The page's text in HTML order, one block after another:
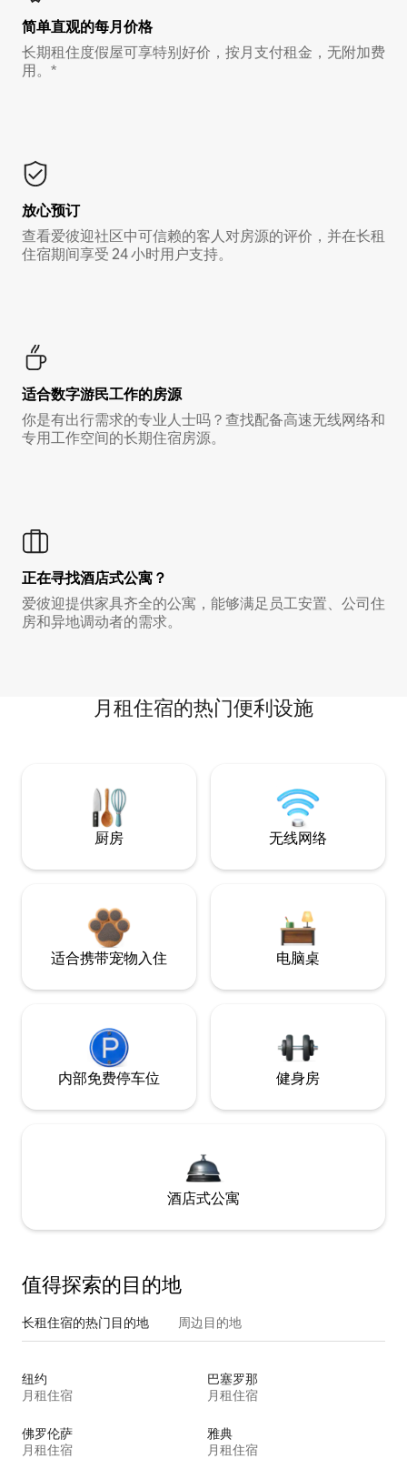
简单直观的每月价格
长期租住度假屋可享特别好价，按月支付租金，无附加费
用。*
放心预订
查看爱彼迎社区中可信赖的客人对房源的评价，并在长租
住宿期间享受 24 小时用户支持。
适合数字游民工作的房源
你是有出行需求的专业人士吗？查找配备高速无线网络和
专用工作空间的长期住宿房源。
正在寻找酒店式公寓？
爱彼迎提供家具齐全的公寓，能够满足员工安置、公司住
房和异地调动者的需求。
月租住宿的热门便利设施
厨房 无线网络
适合携带宠物入住 电脑桌
内部免费停车位 健身房
酒店式公寓
值得探索的目的地
长租住宿的热门目的地 周边目的地
纽约
月租住宿
巴塞罗那
月租住宿
佛罗伦萨
月租住宿
雅典
月租住宿